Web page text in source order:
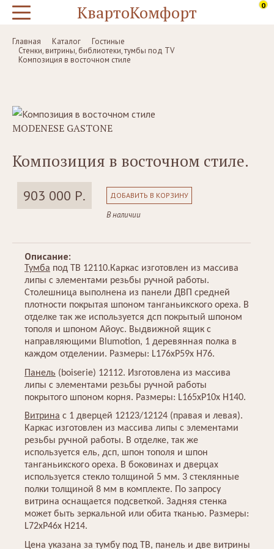
КвартоКомфорт 0
Главная Каталог
Гостиные
Стенки, витрины, библиотеки, тумбы под TV
Композиция в восточном стиле
MODENESE GASTONE
Композиция в восточном стиле.
903 000 Р. ДОБАВИТЬ В КОРЗИНУ
В наличии
Описание:
Тумба под ТВ 12110.Каркас изготовлен из массива
липы с элементами резьбы ручной работы.
Столешница выполнена из панели ДВП средней
плотности покрытая шпоном танганьикского ореха. В
отделке так же используется дсп покрытый шпоном
тополя и шпоном Айоус. Выдвижной ящик с
направляющими Blumotion, 1 деревянная полка в
каждом отделении. Размеры: L176хP59х H76.
Панель (boiserie) 12112. Изготовлена из массива
липы с элементами резьбы ручной работы
покрытого шпоном корня. Размеры: L165хP10х H140.
Витрина с 1 дверцей 12123/12124 (правая и левая).
Каркас изготовлен из массива липы с элементами
резьбы ручной работы. В отделке, так же
используется ель, дсп, шпон тополя и шпон
танганьикского ореха. В боковинах и дверцах
используется стекло толщиной 5 мм. 3 стеклянные
полки толщиной 8 мм в комплекте. По запросу
витрина оснащается подсветкой. Задняя стенка
может быть зеркальной или обита тканью. Размеры:
L72хP46х H214.
Цена указана за тумбу под ТВ, панель и две витрины